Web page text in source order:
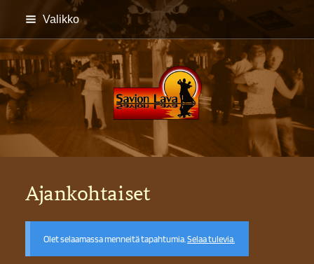
Siirry
sivun
sisältöön
Valikko
Savion lava
Ajankohtaiset
Olet selaamassa menneitä tapahtumia. Selaa tulevia.